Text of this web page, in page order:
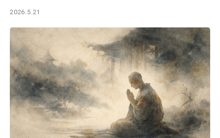
2026.5.21